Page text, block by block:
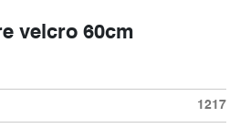
velcro 60cm
1217